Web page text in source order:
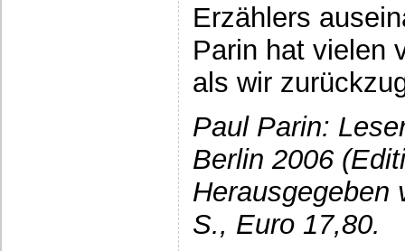
Erzählers
Parin hat vielen
als wir
Paul Parin:
Berlin 2006
Herausgegeben
S., Euro 17,80.